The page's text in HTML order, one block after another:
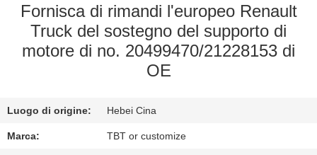
FABBRICA
CONTROLLO
CONTATTICI
Fornisca di rimandi l'europeo Renault
Truck del sostegno del supporto di
motore di no. 20499470/21228153 di
OE
Luogo di origine: Hebei Cina
Marca: TBT or customize